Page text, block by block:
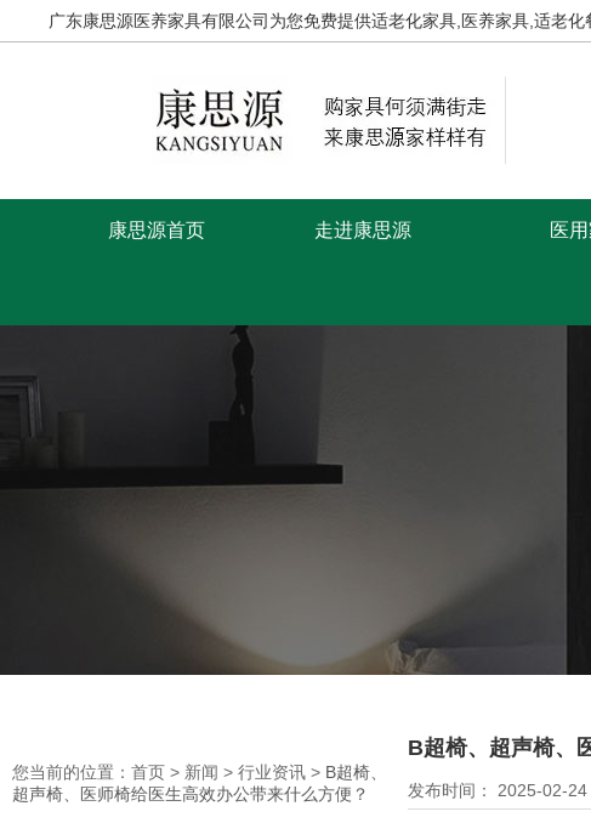
广东康思源医养家具有限公司为您免费提供适老化家具 ,医养家具,适老
康思源首页 走进康思源 医
您当前的位置：首页 > 新闻 > 行业资讯 > B超椅、
超声椅、医师椅给医生高效办公带来什么方便？
B超椅、超声椅、
发布时间： 2025-02-24